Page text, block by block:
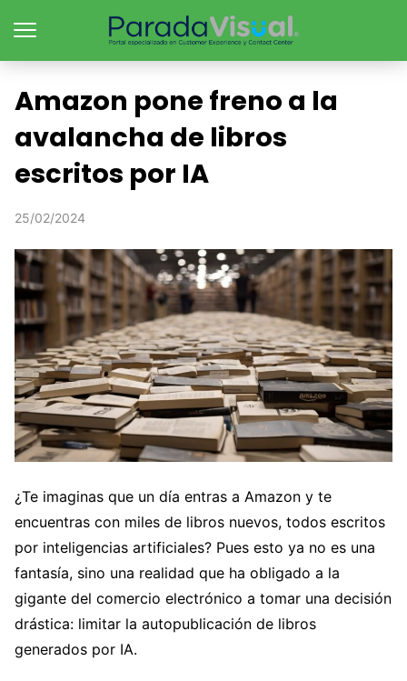
Amazon pone freno a la
avalancha de libros
escritos por IA
25/02/2024
¿Te imaginas que un día entras a Amazon y te
encuentras con miles de libros nuevos, todos escritos
por inteligencias artificiales? Pues esto ya no es una
fantasía, sino una realidad que ha obligado a la
gigante del comercio electrónico a tomar una decisión
drástica: limitar la autopublicación de libros
generados por IA.